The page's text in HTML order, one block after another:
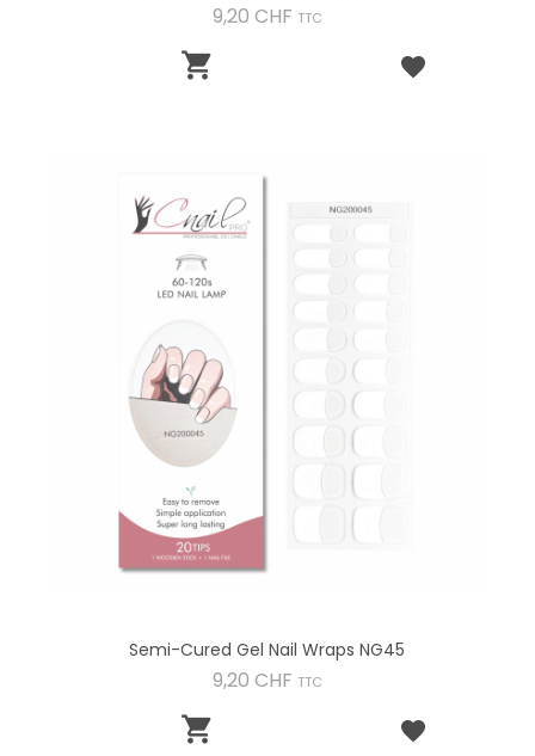
9,20 CHF Preis
TTC

Semi-Cured Gel Nail Wraps NG45
9,20 CHF Preis
TTC
